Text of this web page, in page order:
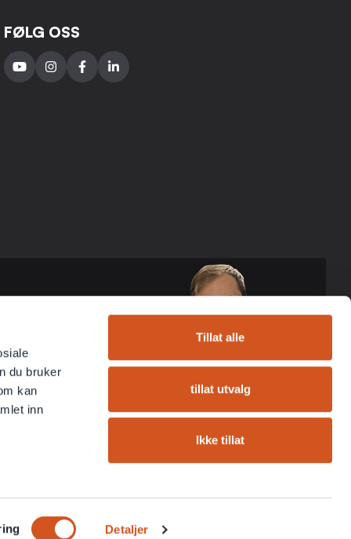
du bruker
kan
inn
Detaljer
Tillat alle
tillat utvalg
Ikke tillat
FØLG OSS